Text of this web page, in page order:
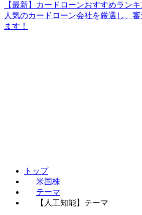
【最新】カードローンおすすめラン
人気のカードローン会社を厳選し、
ます！
トップ
米国株
テーマ
【人工知能】テーマ